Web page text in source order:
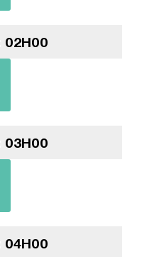
02H00
03H00
04H00